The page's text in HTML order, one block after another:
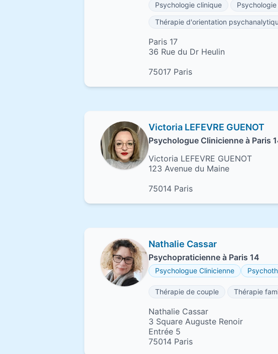
Psychologie clinique
Thérapie d'orientation
Paris 17
36 Rue du Dr Heulin
75017 Paris
Victoria LEFEVRE GUENOT
Psychologue Clinicienne à Paris
Victoria LEFEVRE GUENOT
123 Avenue du Maine
75014 Paris
Nathalie Cassar
Psychopraticienne à Paris 14
Psychologue Clinicienne
Thérapie de couple Thérapie
Nathalie Cassar
3 Square Auguste Renoir
Entrée 5
75014 Paris